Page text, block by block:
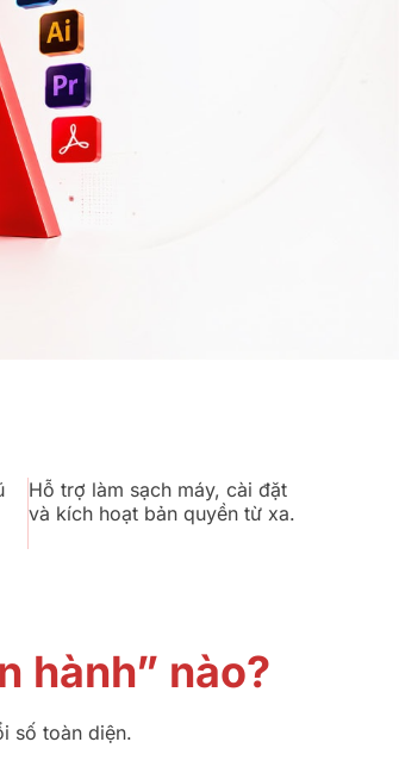
Hỗ trợ làm sạch máy, cài đặt
và kích hoạt bản quyền từ xa.
hành” nào?
số toàn diện.